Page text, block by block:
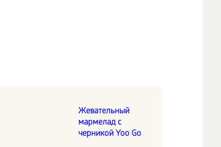
Жевательный
мармелад с
черникой Yoo Go